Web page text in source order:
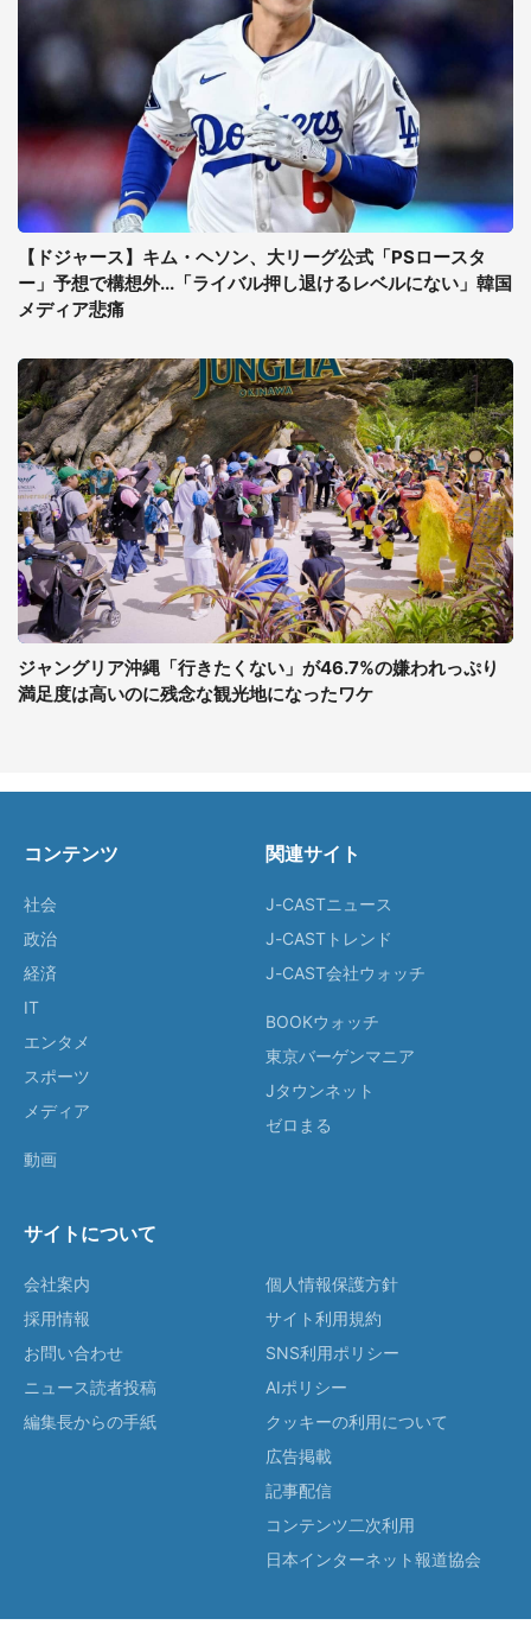
【ドジャース】キム・ヘソン、大リーグ公式「PSロースタ
ー」予想で構想外...「ライバル押し退けるレベルにない」韓国
メディア悲痛
ジャングリア沖縄「行きたくない」が46.7%の嫌われっぷり
満足度は高いのに残念な観光地になったワケ
コンテンツ
社会
政治
経済
IT
エンタメ
スポーツ
メディア
動画
関連サイト
J-CASTニュース
J-CASTトレンド
J-CAST会社ウォッチ
BOOKウォッチ
東京バーゲンマニア
Jタウンネット
ゼロまる
サイトについて
会社案内
採用情報
お問い合わせ
ニュース読者投稿
編集長からの手紙
個人情報保護方針
サイト利用規約
SNS利用ポリシー
AIポリシー
クッキーの利用について
広告掲載
記事配信
コンテンツ二次利用
日本インターネット報道協会